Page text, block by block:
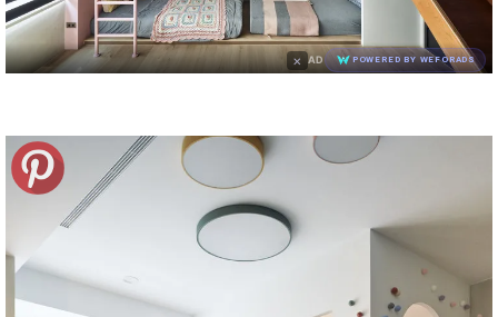
× AD POWERED BY WEFORADS